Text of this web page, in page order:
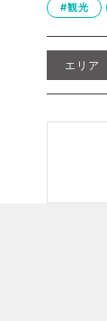
#観光
エリア